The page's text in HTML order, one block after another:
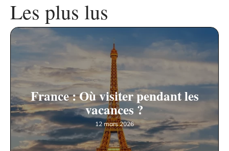
Les plus lus
France : Où visiter pendant les
vacances ?
12 mars 2026